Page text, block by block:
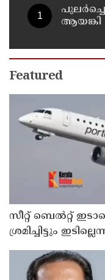
Featured
സീറ്റ് ബെല്‍റ്റ്
ശ്രമിച്ചിട്ടും